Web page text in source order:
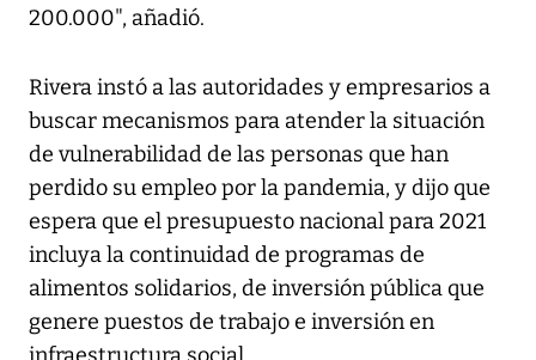
200.000", añadió.
Rivera instó a las autoridades y empresarios a
buscar mecanismos para atender la situación
de vulnerabilidad de las personas que han
perdido su empleo por la pandemia, y dijo que
espera que el presupuesto nacional para 2021
incluya la continuidad de programas de
alimentos solidarios, de inversión pública que
genere puestos de trabajo e inversión en